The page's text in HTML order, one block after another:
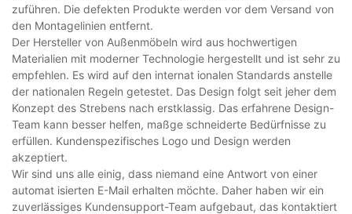
zuführen. Die defekten Produkte werden vor dem Versand von
den Montagelinien entfernt.
Der Hersteller von Außenmöbeln wird aus hochwertigen
Materialien mit moderner Technologie hergestellt und ist sehr zu
empfehlen. Es wird auf den internat ionalen Standards anstelle
der nationalen Regeln getestet. Das Design folgt seit jeher dem
Konzept des Strebens nach erstklassig. Das erfahrene Design-
Team kann besser helfen, maßge schneiderte Bedürfnisse zu
erfüllen. Kundenspezifisches Logo und Design werden
akzeptiert.
Wir sind uns alle einig, dass niemand eine Antwort von einer
automat isierten E-Mail erhalten möchte. Daher haben wir ein
zuverlässiges Kundensupport-Team aufgebaut, das kontaktiert